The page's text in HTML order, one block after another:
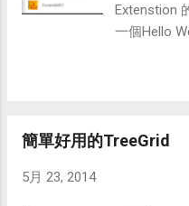
Extenstion
一個Hello
簡單好用的TreeGrid
5月 23, 2014